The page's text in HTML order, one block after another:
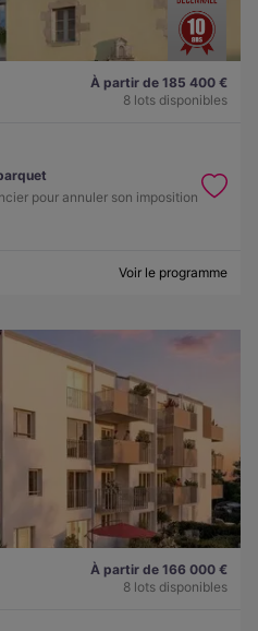
À partir de 185 400 €
8 lots disponibles
pour annuler son imposition
Voir le programme
À partir de 166 000 €
8 lots disponibles